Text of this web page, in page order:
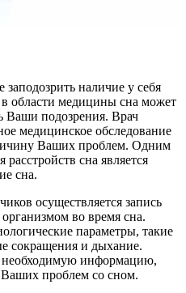
наличие у себя
в области медицины сна может
Ваши подозрения. Врач
медицинское обследование
Ваших проблем. Одним
сна является
сна.
осуществляется запись
во время сна.
параметры, такие
сокращения и дыхание.
необходимую информацию,
проблем со сном.